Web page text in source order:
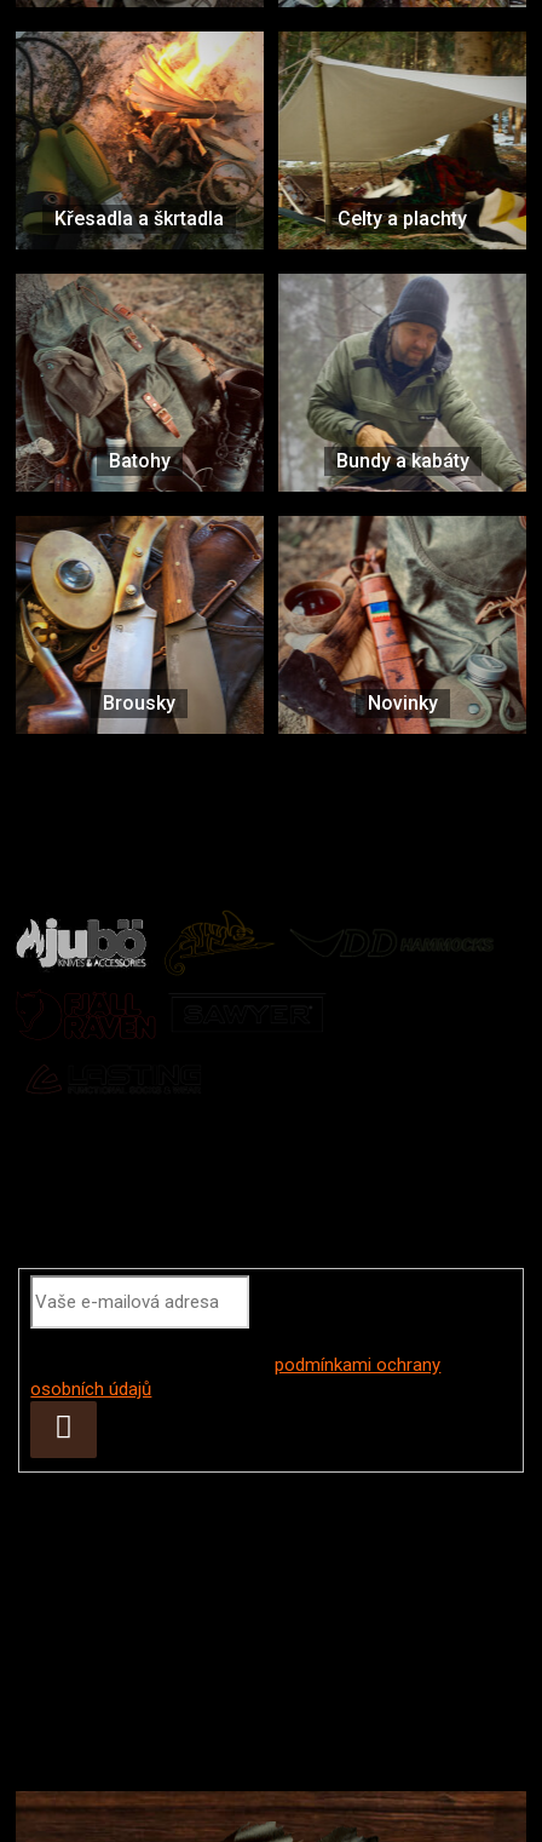
Křesadla a škrtadla Celty a plachty
Batohy Bundy a kabáty
Brousky Novinky
Vložením e-mailu souhlasíte spodmínkami ochrany
osobních údajů
se